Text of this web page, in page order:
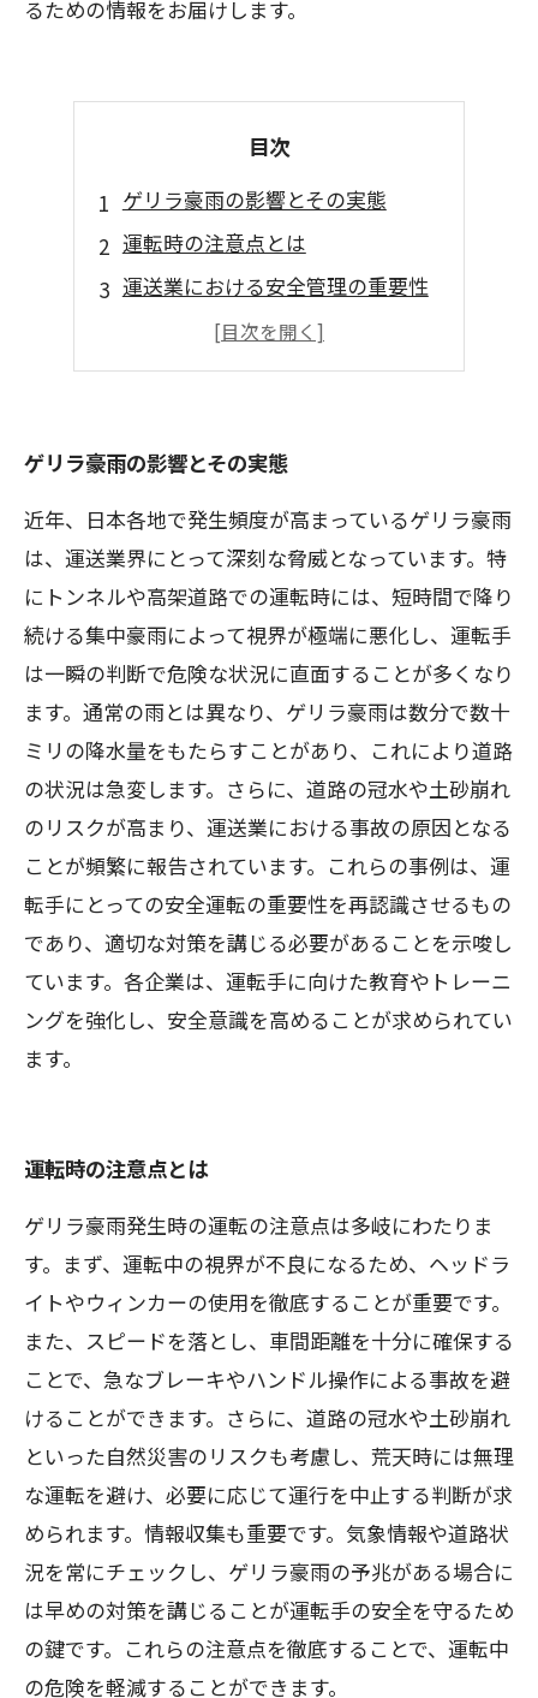
るための情報をお届けします。
目次
ゲリラ豪雨の影響とその実態
運転時の注意点とは
運送業における安全管理の重要性
ゲリラ豪雨か予測するための技術
未来への備えと運転手の役割
ゲリラ豪雨の影響とその実態
近年、日本各地で発生頻度が高まっているゲリラ豪雨
は、運送業界にとって深刻な脅威となっています。特
にトンネルや高架道路での運転時には、短時間で降り
続ける集中豪雨によって視界が極端に悪化し、運転手
は一瞬の判断で危険な状況に直面することが多くなり
ます。通常の雨とは異なり、ゲリラ豪雨は数分で数十
ミリの降水量をもたらすことがあり、これにより道路
の状況は急変します。さらに、道路の冠水や土砂崩れ
のリスクが高まり、運送業における事故の原因となる
ことが頻繁に報告されています。これらの事例は、運
転手にとっての安全運転の重要性を再認識させるもの
であり、適切な対策を講じる必要があることを示唆し
ています。各企業は、運転手に向けた教育やトレーニ
ングを強化し、安全意識を高めることが求められてい
ます。
運転時の注意点とは
ゲリラ豪雨発生時の運転の注意点は多岐にわたりま
す。まず、運転中の視界が不良になるため、ヘッドラ
イトやウィンカーの使用を徹底することが重要です。
また、スピードを落とし、車間距離を十分に確保する
ことで、急なブレーキやハンドル操作による事故を避
けることができます。さらに、道路の冠水や土砂崩れ
といった自然災害のリスクも考慮し、荒天時には無理
な運転を避け、必要に応じて運行を中止する判断が求
められます。情報収集も重要です。気象情報や道路状
況を常にチェックし、ゲリラ豪雨の予兆がある場合に
は早めの対策を講じることが運転手の安全を守るため
の鍵です。これらの注意点を徹底することで、運転中
の危険を軽減することができます。